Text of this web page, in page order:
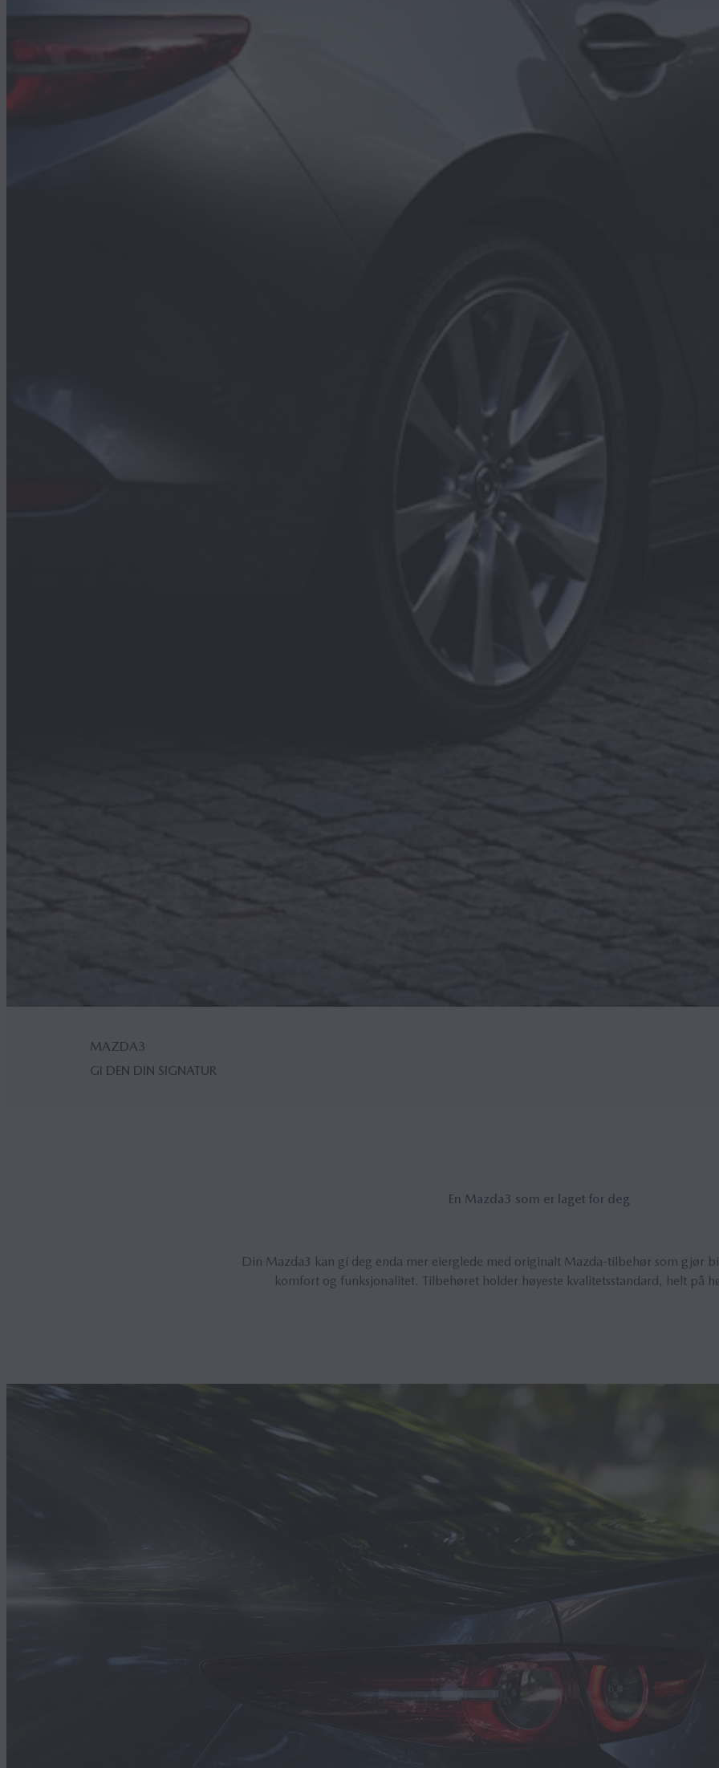
MAZDA3
GI DEN DIN SIGNATUR
En Mazda3 som er la­get for deg
Din Mazda3 kan gi deg enda mer eierglede med originalt Mazda-tilbehør som gjør
komfort og funksjonalitet. Tilbehøret holder høyeste kvalitetsstandard, helt på